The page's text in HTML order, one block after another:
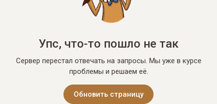
Упс, что-то пошло не так
Сервер перестал отвечать на запросы. Мы уже в курсе
проблемы и решаем её.
Обновить страницу